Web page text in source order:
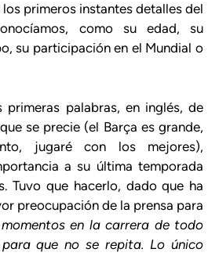
primeros instantes detalles del
como su edad, su
su participación en el Mundial o
primeras palabras, en inglés, de
se precie (el Barça es grande,
jugaré con los mejores),
a su última temporada
Tuvo que hacerlo, dado que ha
preocupación de la prensa para
en la carrera de todo
que no se repita. Lo único